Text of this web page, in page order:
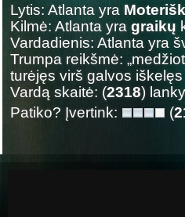
Lytis: Atlanta yra
Kilmė: Atlanta yra graikų
Vardadienis: Atlanta yra
Trumpa reikšmė:
turėjęs virš galvos
Vardą skaitė: (2318)
Patiko? Įvertink:
(